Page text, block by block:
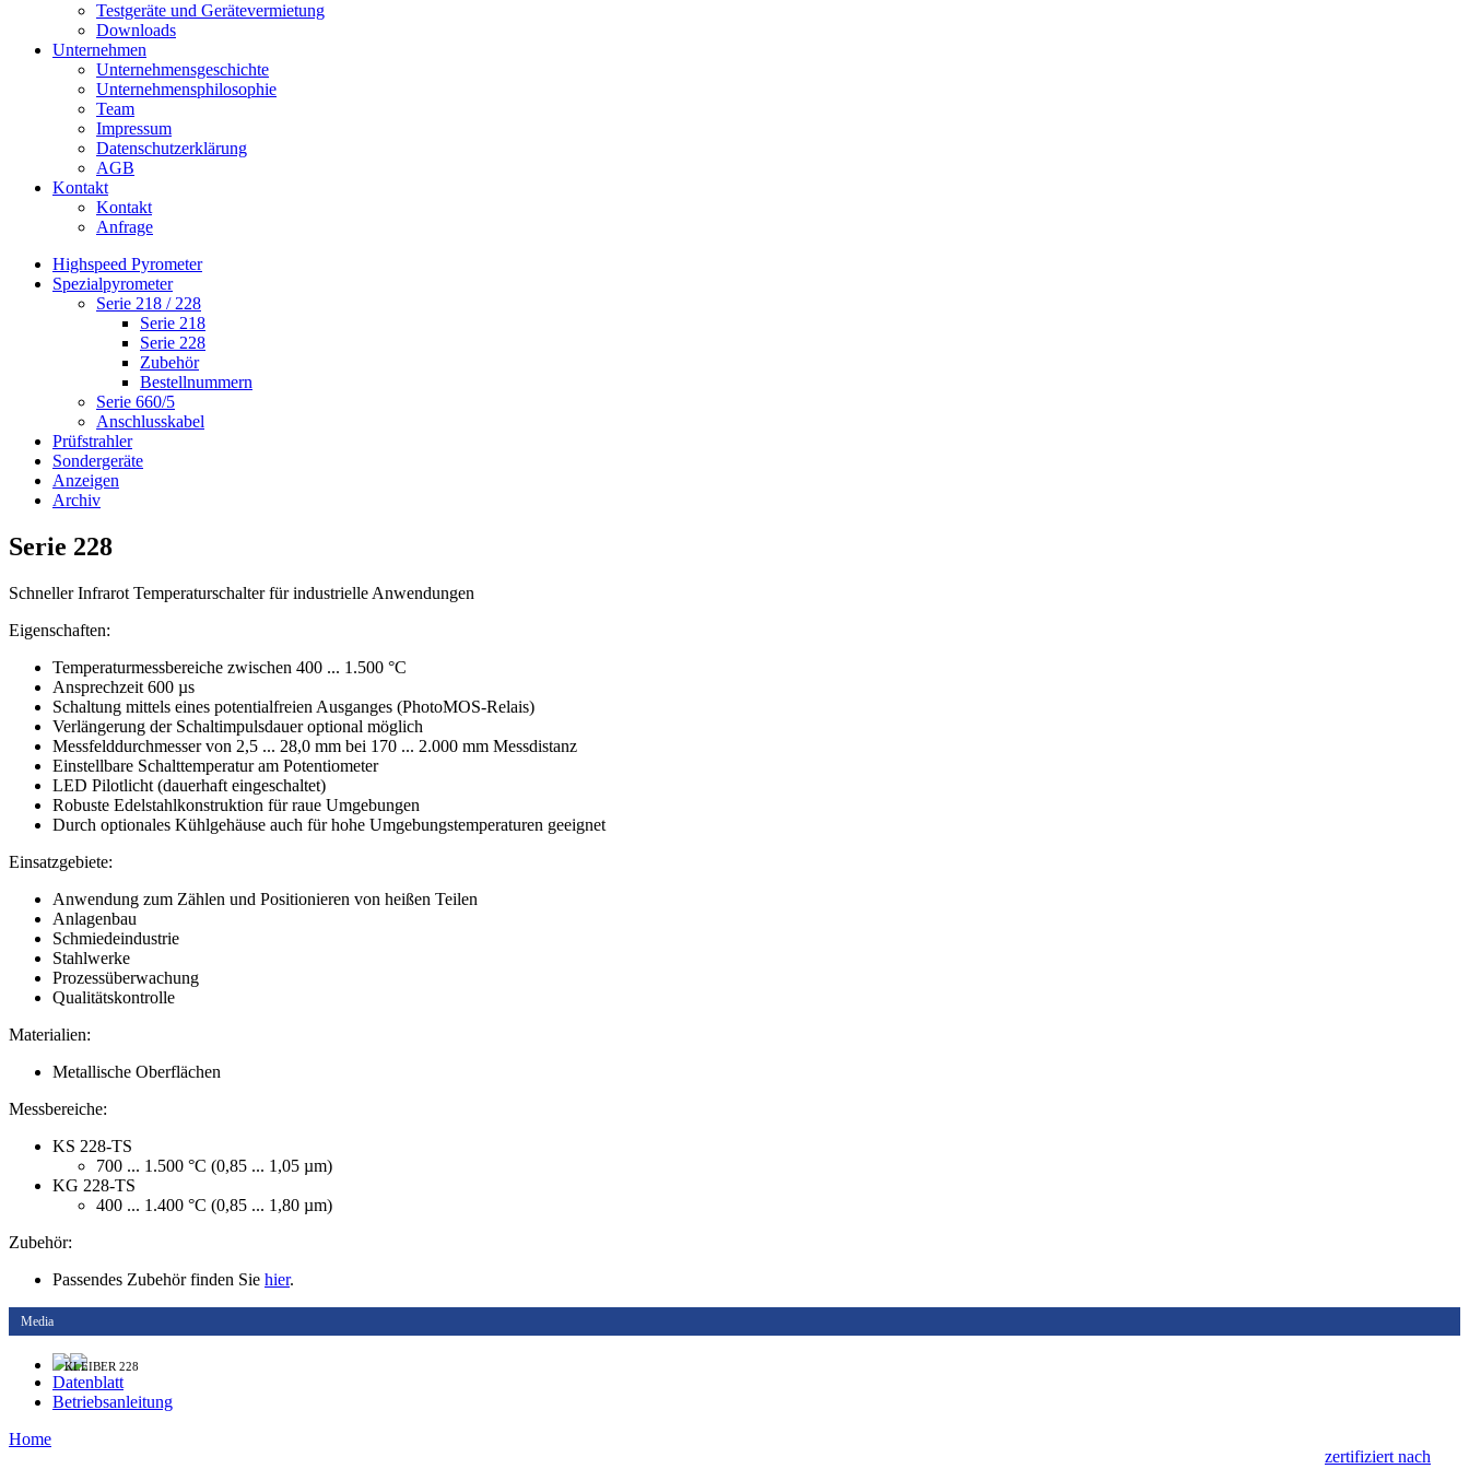
Testgeräte und Gerätevermietung
Downloads
Unternehmen
Unternehmensgeschichte
Unternehmensphilosophie
Team
Impressum
Datenschutzerklärung
AGB
Kontakt
Kontakt
Anfrage
Highspeed Pyrometer
Spezialpyrometer
Serie 218 / 228
Serie 218
Serie 228
Zubehör
Bestellnummern
Serie 660/5
Anschlusskabel
Prüfstrahler
Sondergeräte
Anzeigen
Archiv
Serie 228
Schneller Infrarot Temperaturschalter für industrielle Anwendungen
Eigenschaften:
Temperaturmessbereiche zwischen 400 ... 1.500 °C
Ansprechzeit 600 µs
Schaltung mittels eines potentialfreien Ausganges (PhotoMOS-Relais)
Verlängerung der Schaltimpulsdauer optional möglich
Messfelddurchmesser von 2,5 ... 28,0 mm bei 170 ... 2.000 mm Messdistanz
Einstellbare Schalttemperatur am Potentiometer
LED Pilotlicht (dauerhaft eingeschaltet)
Robuste Edelstahlkonstruktion für raue Umgebungen
Durch optionales Kühlgehäuse auch für hohe Umgebungstemperaturen geeignet
Einsatzgebiete:
Anwendung zum Zählen und Positionieren von heißen Teilen
Anlagenbau
Schmiedeindustrie
Stahlwerke
Prozessüberwachung
Qualitätskontrolle
Materialien:
Metallische Oberflächen
Messbereiche:
KS 228-TS
700 ... 1.500 °C (0,85 ... 1,05 µm)
KG 228-TS
400 ... 1.400 °C (0,85 ... 1,80 µm)
Zubehör:
Passendes Zubehör finden Sie hier.
Media
KLEIBER 228
Datenblatt
Betriebsanleitung
zertifiziert nach
Home